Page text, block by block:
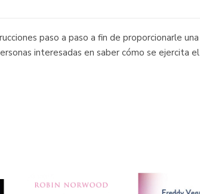
paso a paso a fin de proporcionarle una
interesadas en saber cómo se ejercita el